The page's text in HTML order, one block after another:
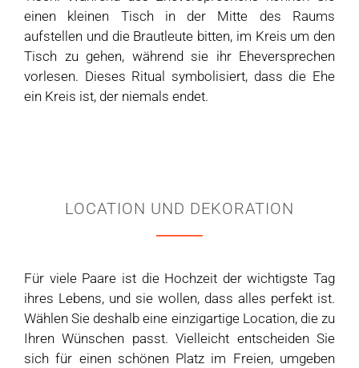
einen kleinen Tisch in der Mitte des Raums
aufstellen und die Brautleute bitten, im Kreis um den
Tisch zu gehen, während sie ihr Eheversprechen
vorlesen. Dieses Ritual symbolisiert, dass die Ehe
ein Kreis ist, der niemals endet.
LOCATION UND DEKORATION
Für viele Paare ist die Hochzeit der wichtigste Tag
ihres Lebens, und sie wollen, dass alles perfekt ist.
Wählen Sie deshalb eine einzigartige Location, die zu
Ihren Wünschen passt. Vielleicht entscheiden Sie
sich für einen schönen Platz im Freien, umgeben